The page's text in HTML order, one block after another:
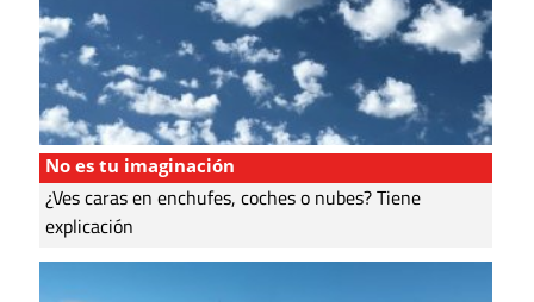
No es tu imaginación
¿Ves caras en enchufes, coches o nubes? Tiene
explicación